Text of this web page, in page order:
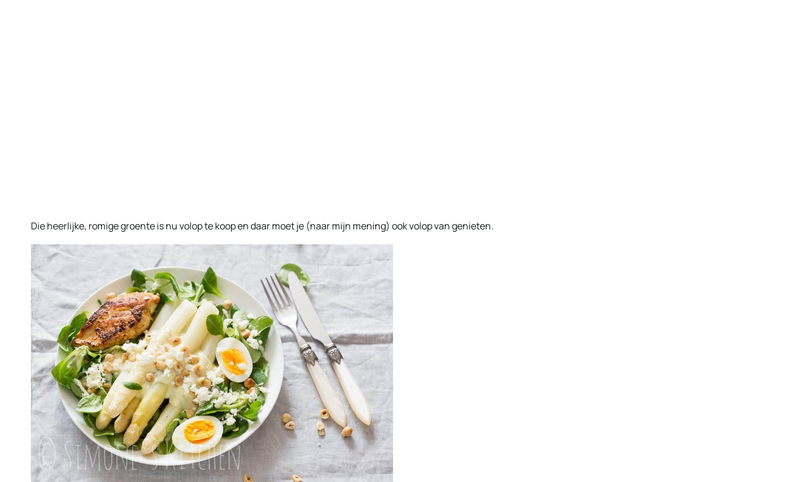
Die heerlijke, romige groente is nu volop te koop en daar moet je (naar mijn mening) ook volop van genieten.